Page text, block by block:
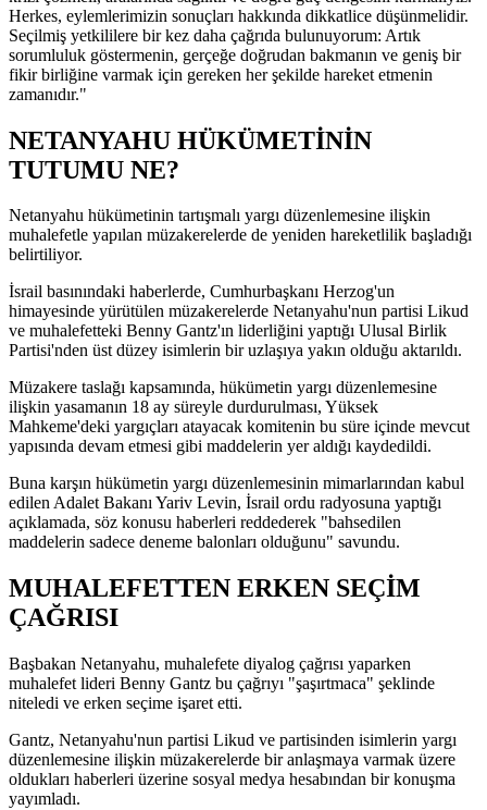
Herkes, eylemlerimizin sonuçları hakkında dikkatlice düşünmelidir.
Seçilmiş yetkililere bir kez daha çağrıda bulunuyorum: Artık
sorumluluk göstermenin, gerçeğe doğrudan bakmanın ve geniş bir
fikir birliğine varmak için gereken her şekilde hareket etmenin
zamanıdır."
NETANYAHU HÜKÜMETİNİN
TUTUMU NE?
Netanyahu hükümetinin tartışmalı yargı düzenlemesine ilişkin
muhalefetle yapılan müzakerelerde de yeniden hareketlilik başladığı
belirtiliyor.
İsrail basınındaki haberlerde, Cumhurbaşkanı Herzog'un
himayesinde yürütülen müzakerelerde Netanyahu'nun partisi Likud
ve muhalefetteki Benny Gantz'ın liderliğini yaptığı Ulusal Birlik
Partisi'nden üst düzey isimlerin bir uzlaşıya yakın olduğu aktarıldı.
Müzakere taslağı kapsamında, hükümetin yargı düzenlemesine
ilişkin yasamanın 18 ay süreyle durdurulması, Yüksek
Mahkeme'deki yargıçları atayacak komitenin bu süre içinde mevcut
yapısında devam etmesi gibi maddelerin yer aldığı kaydedildi.
Buna karşın hükümetin yargı düzenlemesinin mimarlarından kabul
edilen Adalet Bakanı Yariv Levin, İsrail ordu radyosuna yaptığı
açıklamada, söz konusu haberleri reddederek "bahsedilen
maddelerin sadece deneme balonları olduğunu" savundu.
MUHALEFETTEN ERKEN SEÇİM
ÇAĞRISI
Başbakan Netanyahu, muhalefete diyalog çağrısı yaparken
muhalefet lideri Benny Gantz bu çağrıyı "şaşırtmaca" şeklinde
niteledi ve erken seçime işaret etti.
Gantz, Netanyahu'nun partisi Likud ve partisinden isimlerin yargı
düzenlemesine ilişkin müzakerelerde bir anlaşmaya varmak üzere
oldukları haberleri üzerine sosyal medya hesabından bir konuşma
yayımladı.